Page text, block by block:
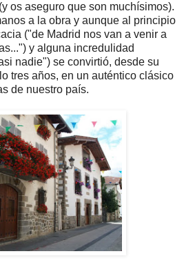
os aseguro que son muchísimos).
a la obra y aunque al principio
("de Madrid nos van a venir a
y alguna incredulidad
nadie") se convirtió, desde su
tres años, en un auténtico clásico
de nuestro país.